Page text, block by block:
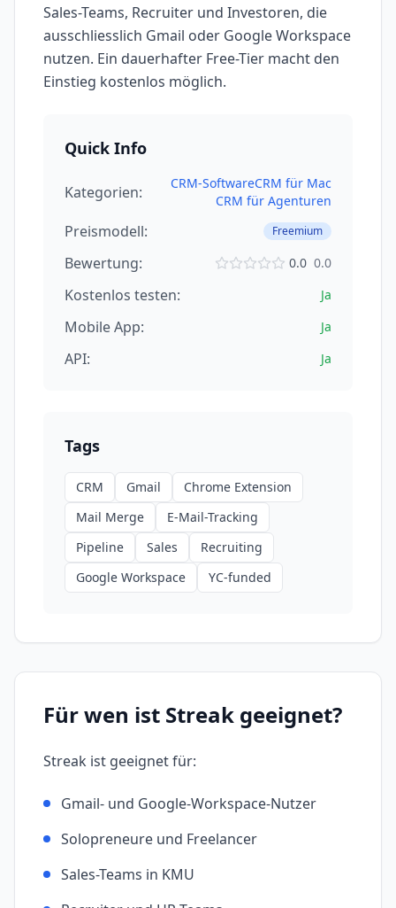
Sales-Teams, Recruiter und Investoren, die
ausschliesslich Gmail oder Google Workspace
nutzen. Ein dauerhafter Free-Tier macht den
Einstieg kostenlos möglich.
Quick Info
Kategorien: CRM-SoftwareCRM für Mac
CRM für Agenturen
Preismodell: Freemium
Bewertung: 0.0 0.0
Kostenlos testen: Ja
Mobile App: Ja
API: Ja
Tags
CRM Gmail
Chrome Extension
Mail Merge
E-Mail-Tracking
Pipeline
Sales
Recruiting
Google Workspace
YC-funded
Für wen ist Streak geeignet?
Streak ist geeignet für:
Gmail- und Google-Workspace-Nutzer
Solopreneure und Freelancer
Sales-Teams in KMU